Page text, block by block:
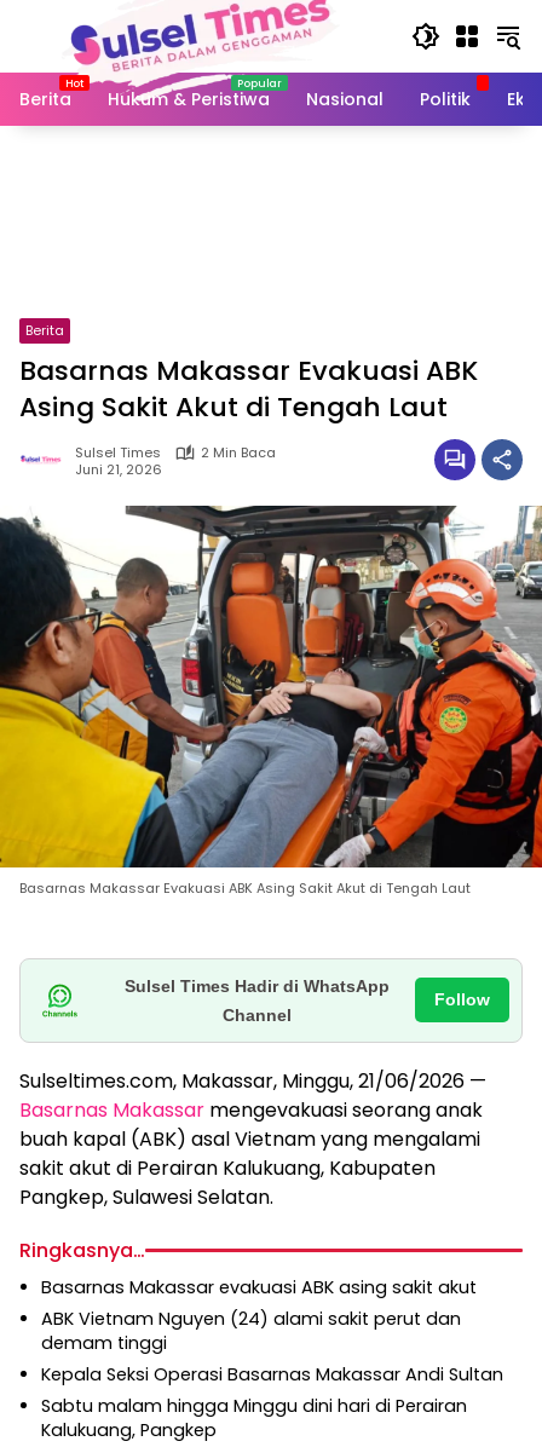
Berita
Hukum & Peristiwa Nasional Politik
Berita
Basarnas Makassar Evakuasi ABK
Asing Sakit Akut di Tengah Laut
Sulsel Times
2 Min Baca
Juni 21, 2026
Basarnas Makassar Evakuasi ABK Asing Sakit Akut di Tengah Laut
Sulsel Times Hadir di WhatsApp
Channel
Follow
Sulseltimes.com, Makassar, Minggu, 21/06/2026 —
Basarnas Makassar mengevakuasi seorang anak
buah kapal (ABK) asal Vietnam yang mengalami
sakit akut di Perairan Kalukuang, Kabupaten
Pangkep, Sulawesi Selatan.
Ringkasnya…
Basarnas Makassar evakuasi ABK asing sakit akut
ABK Vietnam Nguyen (24) alami sakit perut dan
demam tinggi
Kepala Seksi Operasi Basarnas Makassar Andi Sultan
Sabtu malam hingga Minggu dini hari di Perairan
Kalukuang, Pangkep